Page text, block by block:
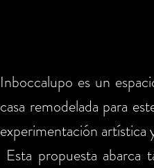
Inboccalupo es un
casa remodelada para
experimentación
Esta propuesta abarca